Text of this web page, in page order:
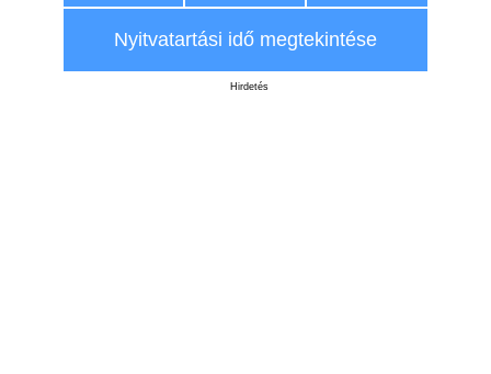
Nyitvatartási idő megtekintése
Hirdetés